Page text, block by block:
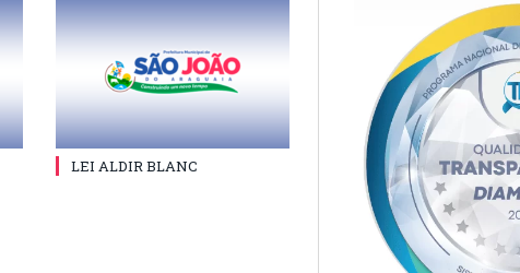
LEI ALDIR BLANC